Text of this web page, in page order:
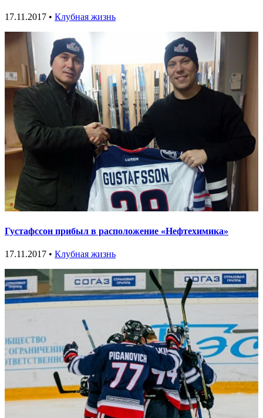
17.11.2017 • Клубная жизнь
Густафссон прибыл в расположение «Нефтехимика»
17.11.2017 • Клубная жизнь